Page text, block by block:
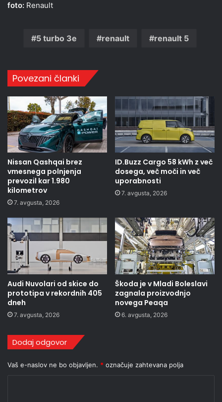
foto: Renault
5 turbo 3e renault renault 5
Povezani članki
Nissan Qashqai brez
vmesnega polnjenja
prevozil kar 1.980
kilometrov
7. avgusta, 2026
ID.Buzz Cargo 58 kWh z več
dosega, več moči in več
uporabnosti
7. avgusta, 2026
Audi Nuvolari od skice do
prototipa v rekordnih 405
dneh
7. avgusta, 2026
Škoda je v Mladi Boleslavi
zagnala proizvodnjo
novega Peaqa
6. avgusta, 2026
Dodaj odgovor
Vaš e-naslov ne bo objavljen. * označuje zahtevana polja